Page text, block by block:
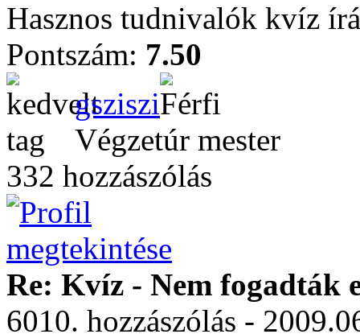
Hasznos tudnivalók kvíz
Pontszám: 7.50
gsziszi
Végzetúr mester
332 hozzászólás
Re: Kvíz - Nem fogadták
6010. hozzászólás -